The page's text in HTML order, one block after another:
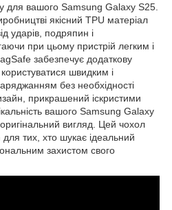
для вашого Samsung Galaxy S25.
якісний TPU матеріал
ударів, подряпин і
при цьому пристрій легким і
забезпечує додаткову
швидким і
без необхідності
прикрашений іскристими
вашого Samsung Galaxy
вигляд. Цей чохол
тих, хто шукає ідеальний
захистом свого